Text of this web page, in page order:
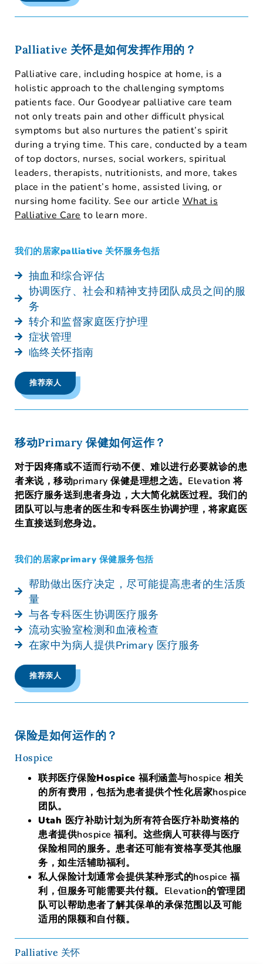
Palliative 关怀是如何发挥作用的？
Palliative care, including hospice at home, is a
holistic approach to the challenging symptoms
patients face. Our Goodyear palliative care team
not only treats pain and other difficult physical
symptoms but also nurtures the patient’s spirit
during a trying time. This care, conducted by a team
of top doctors, nurses, social workers, spiritual
leaders, therapists, nutritionists, and more, takes
place in the patient’s home, assisted living, or
nursing home facility. See our article What is
Palliative Care to learn more.
我们的居家palliative 关怀服务包括
抽血和综合评估
协调医疗、社会和精神支持团队成员之间的服
务
转介和监督家庭医疗护理
症状管理
临终关怀指南
推荐亲人
移动Primary 保健如何运作？
对于因疼痛或不适而行动不便、难以进行必要就诊的患
者来说，移动primary 保健是理想之选。Elevation 将
把医疗服务送到患者身边，大大简化就医过程。我们的
团队可以与患者的医生和专科医生协调护理，将家庭医
生直接送到您身边。
我们的居家primary 保健服务包括
帮助做出医疗决定，尽可能提高患者的生活质
量
与各专科医生协调医疗服务
流动实验室检测和血液检查
在家中为病人提供Primary 医疗服务
推荐亲人
保险是如何运作的？
Hospice
联邦医疗保险Hospice 福利涵盖与hospice 相关
的所有费用，包括为患者提供个性化居家hospice
团队。
Utah 医疗补助计划为所有符合医疗补助资格的
患者提供hospice 福利。这些病人可获得与医疗
保险相同的服务。患者还可能有资格享受其他服
务，如生活辅助福利。
私人保险计划通常会提供某种形式的hospice 福
利，但服务可能需要共付额。Elevation的管理团
队可以帮助患者了解其保单的承保范围以及可能
适用的限额和自付额。
Palliative 关怀